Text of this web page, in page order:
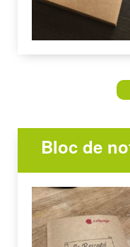
Bloc de